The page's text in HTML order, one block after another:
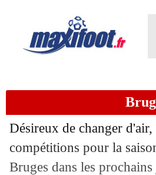
Désireux de changer d'air,
compétitions pour la
Bruges dans les
07/07 PSG: Mbappé de
07/07 Aston Villa: Lille
07/07 Real: Güler veut
07/07 PSG : Barcola,